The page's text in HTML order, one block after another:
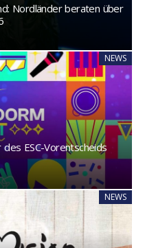
Nordländer beraten über
NEWS
ESC-Vorentscheids
NEWS